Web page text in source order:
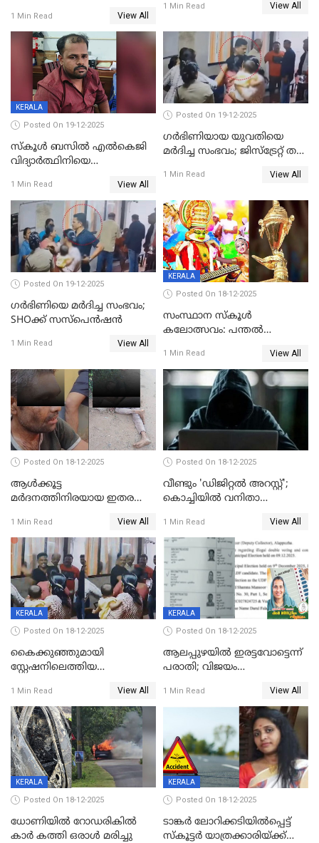
ക്രൂരകൊലപാതകത്തില്‍
സഹോദരിപുത്രന് ജീവപര്യന്തം
1 Min Read View All
നാൽപ്പതിലേറെ
റിപ്പോർട്ട്
1 Min Read View All
KERALA
Posted On 19-12-2025
സ്കൂൾ ബസിൽ എൽകെജി
വിദ്യാര്‍ത്ഥിനിയെ
ക്ലീനര്‍ പിടിയിൽ
1 Min Read View All
Posted On 19-12-2025
ഗര്‍ഭിണിയായ യുവതിയെ
മര്‍ദിച്ച സംഭവം; ജിസ്‌ട്രേറ്റ് തല
യുവതി
1 Min Read View All
Posted On 19-12-2025
ഗര്‍ഭിണിയെ മർദിച്ച സംഭവം;
SHOക്ക് സസ്പെൻഷൻ
1 Min Read View All
KERALA
Posted On 18-12-2025
സംസ്ഥാന സ്കൂൾ
കലോത്സവം: പന്തൽ
1 Min Read View All
Posted On 18-12-2025
ആൾക്കൂട്ട
മർദനത്തിനിരയായ ഇതര
നടുക്കുന്ന സംഭവം
വാളയാറിൽ
1 Min Read View All
Posted On 18-12-2025
വീണ്ടും 'ഡിജിറ്റല്‍ അറസ്റ്റ്';
കൊച്ചിയില്‍ വനിതാ
കോടി രൂപ
1 Min Read View All
KERALA
Posted On 18-12-2025
കൈക്കുഞ്ഞുമായി
സ്റ്റേഷനിലെത്തിയ
കരണത്തടിച്ചു; CC ടിവി
ദൃശ്യങ്ങൾ പുറത്ത്
1 Min Read View All
KERALA
Posted On 18-12-2025
ആലപ്പുഴയിൽ ഇരട്ടവോട്ടെന്ന്
പരാതി; വിജയം
വാർഡിലെ എൽഡിഎഫ്
സ്ഥാനാർത്ഥി
1 Min Read View All
KERALA
Posted On 18-12-2025
ധോണിയിൽ റോഡരികിൽ
കാർ കത്തി ഒരാൾ മരിച്ചു
KERALA
Posted On 18-12-2025
ടാങ്കർ ലോറിക്കടിയിൽപ്പെട്ട്
സ്കൂട്ടർ യാത്രക്കാരിയ്ക്ക്